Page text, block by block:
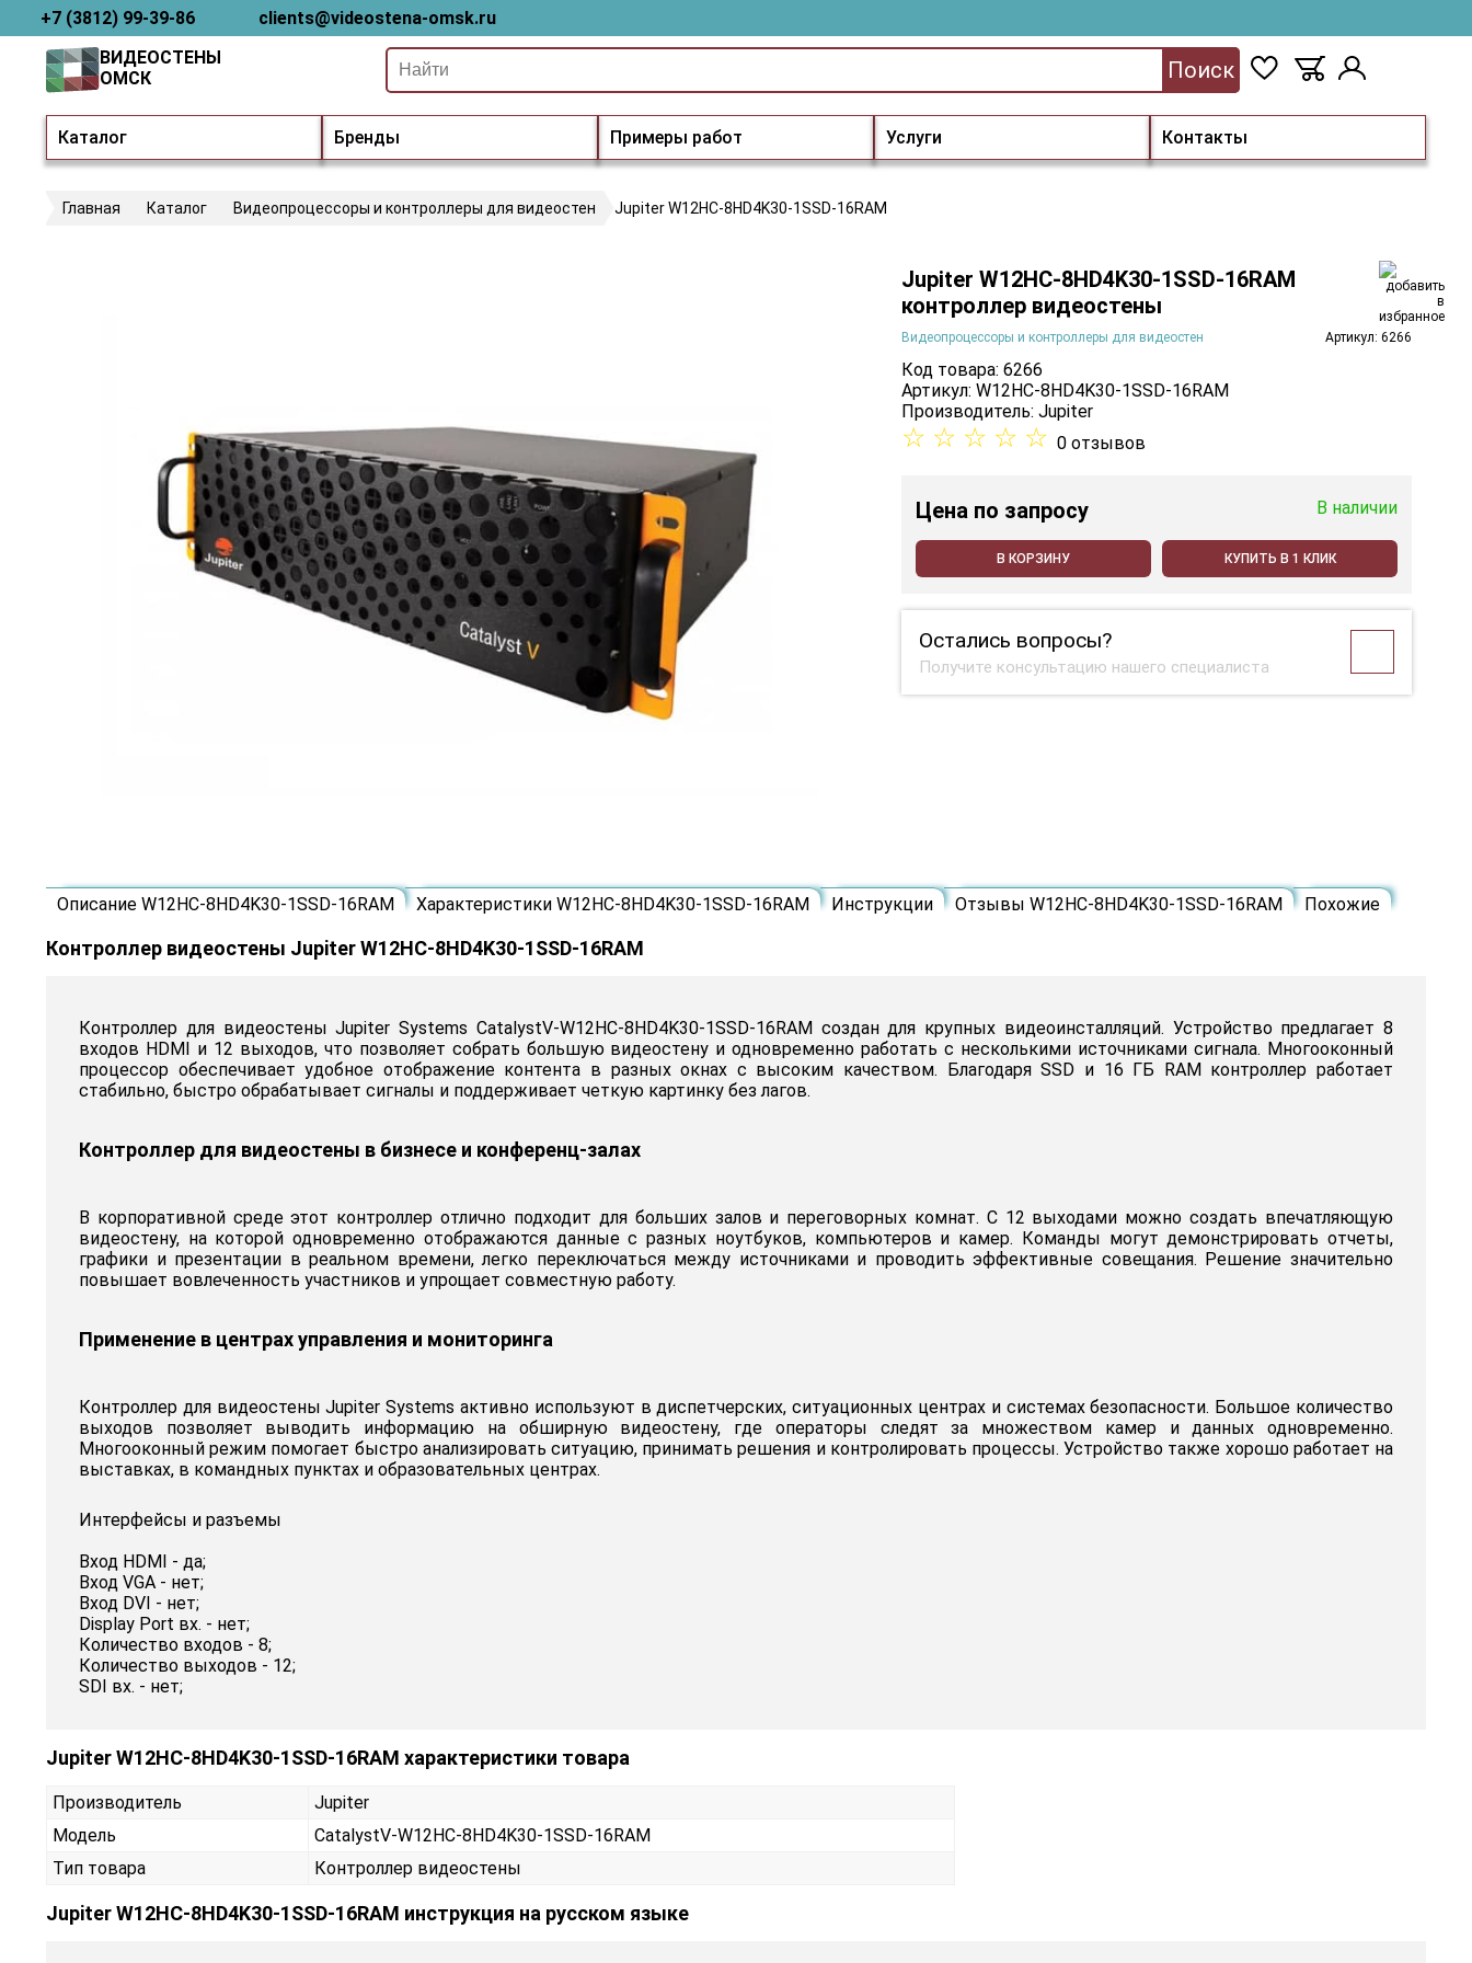
+7 (3812) 99-39-86 clients@videostena-omsk.ru
Каталог Бренды Примеры работ Услуги Контакты
ВИДЕОСТЕНЫ
ОМСК
Поиск
Главная Каталог Видеопроцессоры и контроллеры для видеостен Jupiter W12HC-8HD4K30-1SSD-16RAM
Jupiter W12HC-8HD4K30-1SSD-16RAM
контроллер видеостены
Видеопроцессоры и контроллеры для видеостен Артикул: 6266
Код товара: 6266
Артикул: W12HC-8HD4K30-1SSD-16RAM
Производитель:Jupiter
☆ ☆ ☆ ☆ ☆ 0 отзывов
Цена по запросу В наличии
В КОРЗИНУ КУПИТЬ В 1 КЛИК
Остались вопросы?
Получите консультацию нашего специалиста
Описание W12HC-8HD4K30-1SSD-16RAM Характеристики W12HC-8HD4K30-1SSD-16RAM Инструкции Отзывы W12HC-8HD4K30-1SSD-16RAM Похожие
Контроллер видеостены Jupiter W12HC-8HD4K30-1SSD-16RAM
Контроллер для видеостены Jupiter Systems CatalystV-W12HC-8HD4K30-1SSD-16RAM создан для крупных видеоинсталляций. Устройство предлагает 8
входов HDMI и 12 выходов, что позволяет собрать большую видеостену и одновременно работать с несколькими источниками сигнала. Многооконный
процессор обеспечивает удобное отображение контента в разных окнах с высоким качеством. Благодаря SSD и 16 ГБ RAM контроллер работает
стабильно, быстро обрабатывает сигналы и поддерживает четкую картинку без лагов.
Контроллер для видеостены в бизнесе и конференц-залах
В корпоративной среде этот контроллер отлично подходит для больших залов и переговорных комнат. С 12 выходами можно создать впечатляющую
видеостену, на которой одновременно отображаются данные с разных ноутбуков, компьютеров и камер. Команды могут демонстрировать отчеты,
графики и презентации в реальном времени, легко переключаться между источниками и проводить эффективные совещания. Решение значительно
повышает вовлеченность участников и упрощает совместную работу.
Применение в центрах управления и мониторинга
Контроллер для видеостены Jupiter Systems активно используют в диспетчерских, ситуационных центрах и системах безопасности. Большое количество
выходов позволяет выводить информацию на обширную видеостену, где операторы следят за множеством камер и данных одновременно.
Многооконный режим помогает быстро анализировать ситуацию, принимать решения и контролировать процессы. Устройство также хорошо работает на
выставках, в командных пунктах и образовательных центрах.
Интерфейсы и разъемы
Вход HDMI - да;
Вход VGA - нет;
Вход DVI - нет;
Display Port вх. - нет;
Количество входов - 8;
Количество выходов - 12;
SDI вх. - нет;
Jupiter W12HC-8HD4K30-1SSD-16RAM характеристики товара
Производитель
Jupiter
Модель
CatalystV-W12HC-8HD4K30-1SSD-16RAM
Тип товара
Контроллер видеостены
Jupiter W12HC-8HD4K30-1SSD-16RAM инструкция на русском языке